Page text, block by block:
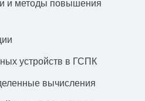
и методы повышения
устройств в ГСПК
вычисления